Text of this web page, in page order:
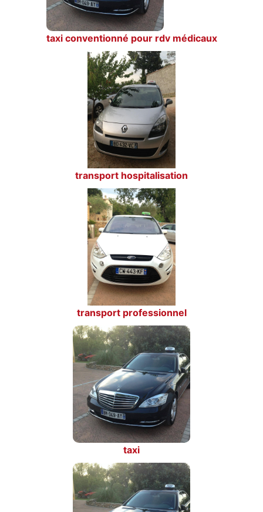
taxi conventionné pour rdv médicaux
transport hospitalisation
transport professionnel
taxi